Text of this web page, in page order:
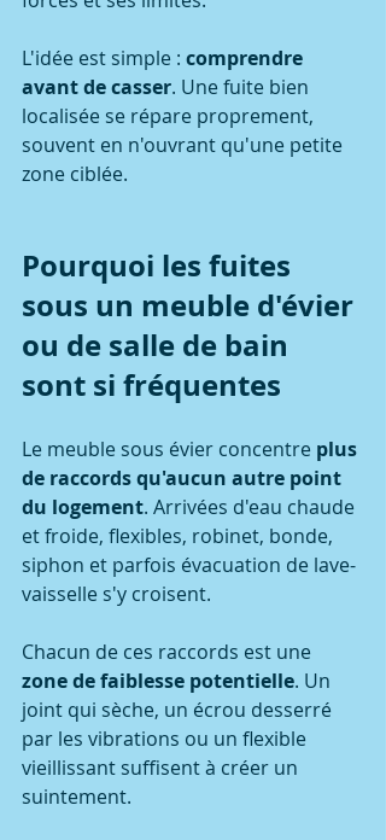
L'idée est simple : comprendre
avant de casser. Une fuite bien
localisée se répare proprement,
souvent en n'ouvrant qu'une petite
zone ciblée.
Pourquoi les fuites
sous un meuble d'évier
ou de salle de bain
sont si fréquentes
Le meuble sous évier concentre plus
de raccords qu'aucun autre point
du logement. Arrivées d'eau chaude
et froide, flexibles, robinet, bonde,
siphon et parfois évacuation de lave-
vaisselle s'y croisent.
Chacun de ces raccords est une
zone de faiblesse potentielle. Un
joint qui sèche, un écrou desserré
par les vibrations ou un flexible
vieillissant suffisent à créer un
suintement.